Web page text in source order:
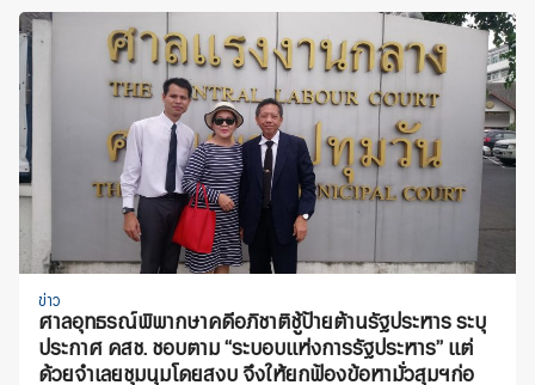
ข่าว
ศาลอุทธรณ์พิพากษาคดีอภิชาติชู้ป้ายต้านรัฐประหาร ระบุ
ประกาศ คสช. ชอบตาม “ระบอบแห่งการรัฐประหาร” แต่
ด้วยจำเลยชุมนุมโดยสงบ จึงให้ยกฟ้องข้อหามั่วสุมฯก่อ